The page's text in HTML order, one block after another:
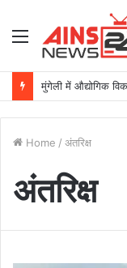
Menu
Home / अंतरिक्ष
अंतरिक्ष